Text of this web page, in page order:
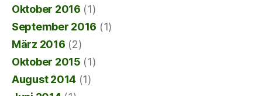
Oktober 2016 (1)
September 2016 (1)
März 2016 (2)
Oktober 2015 (1)
August 2014 (1)